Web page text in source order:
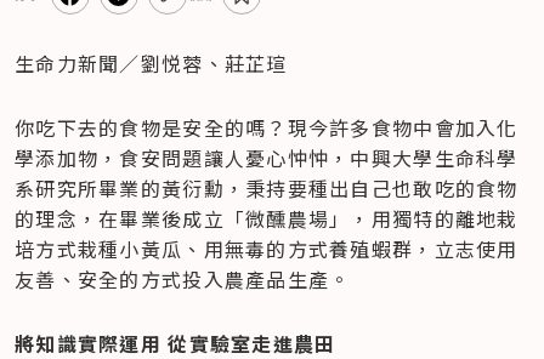
生命力新聞／劉悦蓉、莊芷瑄
你吃下去的食物是安全的嗎？現今許多食物中會加入化
學添加物，食安問題讓人憂心忡忡，中興大學生命科學
系研究所畢業的黃衍勳，秉持要種出自己也敢吃的食物
的理念，在畢業後成立「微醺農場」，用獨特的離地栽
培方式栽種小黃瓜、用無毒的方式養殖蝦群，立志使用
友善、安全的方式投入農產品生產。
將知識實際運用 從實驗室走進農田